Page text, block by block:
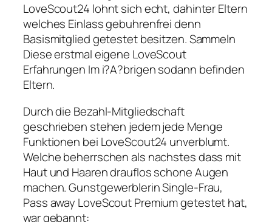
LoveScout24 lohnt sich echt, dahinter Eltern
welches Einlass gebuhrenfrei denn
Basismitglied getestet besitzen. Sammeln
Diese erstmal eigene LoveScout
Erfahrungen Im i?A?brigen sodann befinden
Eltern.
Durch die Bezahl-Mitgliedschaft
geschrieben stehen jedem jede Menge
Funktionen bei LoveScout24 unverblumt.
Welche beherrschen als nachstes dass mit
Haut und Haaren drauflos schone Augen
machen. Gunstgewerblerin Single-Frau,
Pass away LoveScout Premium getestet hat,
war gebannt: